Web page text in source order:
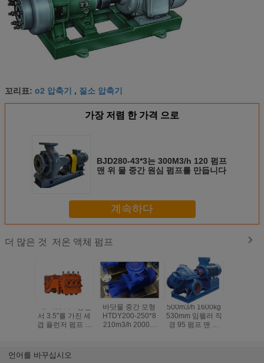
꼬리표: o2 압축기 , 질소 압축기
가장 저렴 한 가격 으로
BJD280-43*3는 300M3/h 120 펌프
맨 위 물 중간 원심 펌프를 만듭니다
계속하다
더 많은 것 저온 액체 펌프
TL -400 API 증명
서 3.5"를 가진 세
겹 플런저 펌프 플
바닷물 중간 모형
HTDY200-250*8
210m3/h 2000m
500m3/h 1600kg
530mm 임펠러 직
경 95 펌프 맨 위
언어를 바꾸십시오